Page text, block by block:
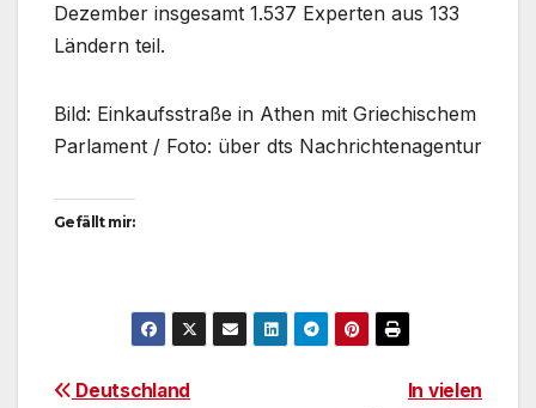
Dezember insgesamt 1.537 Experten aus 133
Ländern teil.
Bild: Einkaufsstraße in Athen mit Griechischem
Parlament / Foto: über dts Nachrichtenagentur
Gefällt mir:
Beitragsnavigation
In vielen
Deutschland